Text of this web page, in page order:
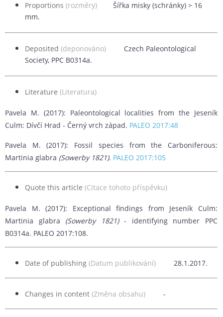
Proportions (rozměry) Šířka misky (schránky) > 16
mm.
Deposited (deponováno) Czech Paleontological
Society, PPC B0314a.
Literature (Literatura)
Pavela M. (2017): Paleontological localities from the Jeseník
Culm: Dívčí Hrad - Černý vrch západ. PALEO 2017:48
Pavela M. (2017): Fossil species from the Carboniferous:
Martinia glabra (Sowerby 1821). PALEO 2017:105
Quote this article (Citace tohoto příspěvku)
Pavela M. (2017): Exceptional findings from Jeseník Culm:
Martinia glabra (Sowerby 1821)- identifying number PPC
B0314a. PALEO 2017:108.
Date of publishing (Datum publikování) 28.1.2017.
Changes in content (Změna obsahu) -